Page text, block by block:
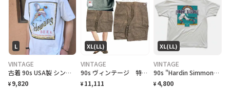
L
VINTAGE
古着 90s USA製 シングルステッチ ビール プロモーション Tシャツ
¥ 9,820
XL(LL)
VINTAGE
90s ヴィンテージ 特注 OEM激レア ハーフパンツ 総柄 美品
¥ 11,111
XL(LL)
VINTAGE
90s "Hardin Simmons University Cowboy Baseball" T-Shirt ハーディン シモンズ大学 カウボーイズベースボール Tシャツ [XL]
¥ 4,800